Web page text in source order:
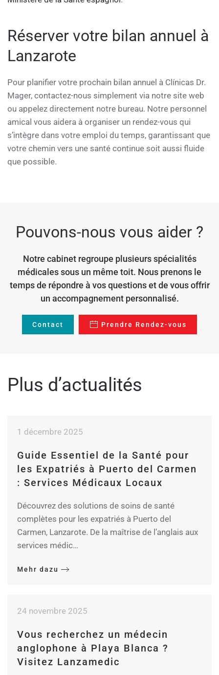
Réserver votre bilan annuel à
Lanzarote
Pour planifier votre prochain bilan annuel à Clínicas Dr.
Mager, contactez-nous simplement via notre site web
ou appelez directement notre bureau. Notre personnel
amical vous aidera à organiser un rendez-vous qui
s’intègre dans votre emploi du temps, garantissant que
votre chemin vers une santé continue soit aussi fluide
que possible.
Pouvons-nous vous aider ?
Notre cabinet regroupe plusieurs spécialités
médicales sous un même toit. Nous prenons le
temps de répondre à vos questions et de vous offrir
un accompagnement personnalisé.
Contact Prendre Rendez-vous
Plus d’actualités
1 décembre 2025
Guide Essentiel de la Santé pour
les Expatriés à Puerto del Carmen
: Services Médicaux Locaux
Découvrez des solutions de soins de santé
complètes pour les expatriés à Puerto del
Carmen, Lanzarote. De la maîtrise de l’anglais aux
services médic…
Mehr dazu
24 novembre 2025
Vous recherchez un médecin
anglophone à Playa Blanca ?
Visitez Lanzamedic